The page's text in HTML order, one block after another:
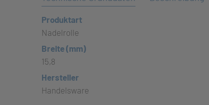
Produktart
Nadelrolle
Breite (mm)
15,8
Hersteller
Handelsware